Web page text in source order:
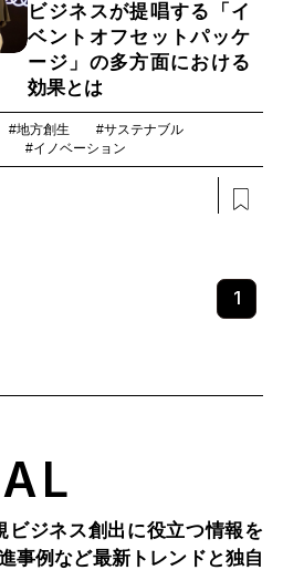
ビジネスが提唱する「イ
ベントオフセットパッケ
ージ」の多方面における
効果とは
#地方創生
#サステナブル
#イノベーション
1
ビジネス創出に役立つ情報を
事例など最新トレンドと独自